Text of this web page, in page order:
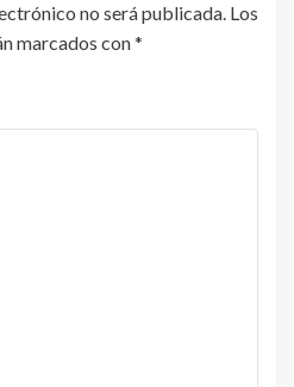
no será publicada. Los
marcados con*